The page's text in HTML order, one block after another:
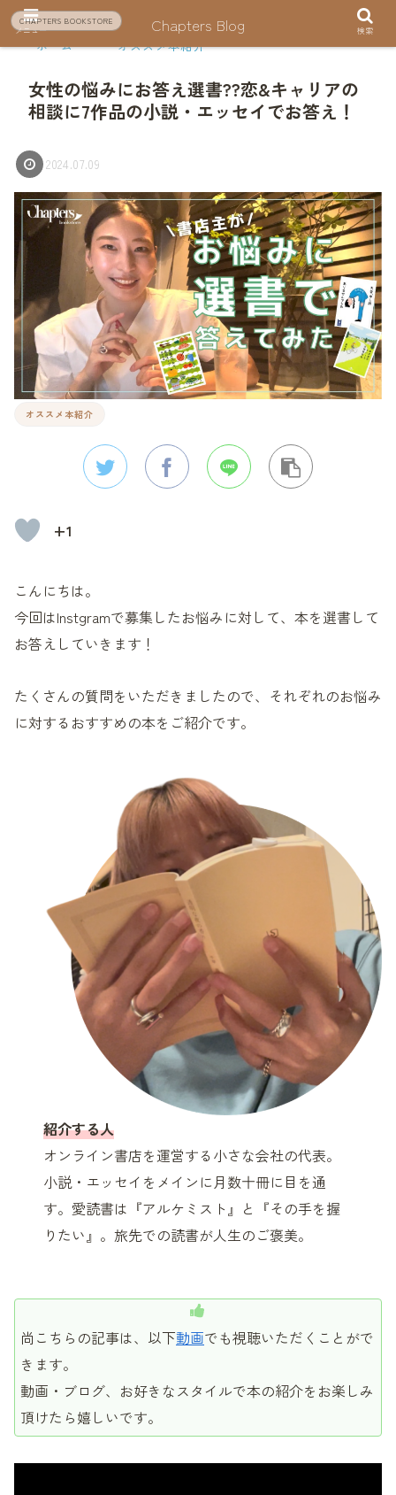
CHAPTERS BOOKSTORE
ホーム オススメ本紹介
女性の悩みにお答え選書??恋&キャリアの
相談に7作品の小説・エッセイでお答え！
2024.07.09
オススメ本紹介
+1
こんにちは。
今回はInstgramで募集したお悩みに対して、本を選書して
お答えしていきます！
たくさんの質問をいただきましたので、それぞれのお悩み
に対するおすすめの本をご紹介です。
紹介する人
オンライン書店を運営する小さな会社の代表。
小説・エッセイをメインに月数十冊に目を通
す。愛読書は『アルケミスト』と『その手を握
りたい』。旅先での読書が人生のご褒美。
尚こちらの記事は、以下動画でも視聴いただくことがで
きます。
動画・ブログ、お好きなスタイルで本の紹介をお楽しみ
頂けたら嬉しいです。
メニュー Chapters Blog 検索